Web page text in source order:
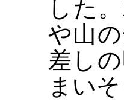
した
や山
差し
まい